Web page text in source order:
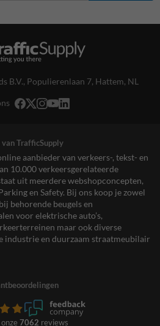
B.V., Populierenlaan 7, Hattem, NL
TrafficSupply
aanbieder van verkeers-, tekst- en
10.000 verkeersgerelateerde
uit meerdere webshopconcepten,
en Safety. Bij ons koop je zowel
behorende beugels en
voor elektrische auto’s,
maar ook diverse
industrie en duurzaam straatmeubilair
7062 reviews